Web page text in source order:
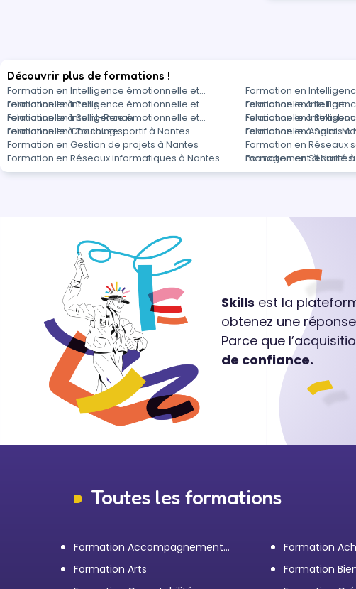
Découvrir plus de formations !
Formation en Intelligence émotionnelle et
relationnelle à Paris
Formation en
relationnelle à Le Port
Formation en Intelligence émotionnelle et
relationnelle à Saint-Renan
Formation en
relationnelle à
Formation en Intelligence émotionnelle et
relationnelle à Toulouse
Formation en
relationnelle à Saint-
Formation en Coaching sportif à Nantes Formation en Anglais à
Formation en Gestion de projets à Nantes
Formation en Réseaux
management à Nantes
Formation en Réseaux informatiques à Nantes
Formation en Sécurité
Skills est la
obtenez une
Parce que
de confiance.
Toutes les formations
Formation Accompagnement
personnel et Bilan de
compétences
Formation
transport
Formation Arts
Formation